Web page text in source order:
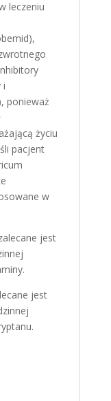
leczeniu
i
ponieważ
życiu
pacjent
w
jest
jest